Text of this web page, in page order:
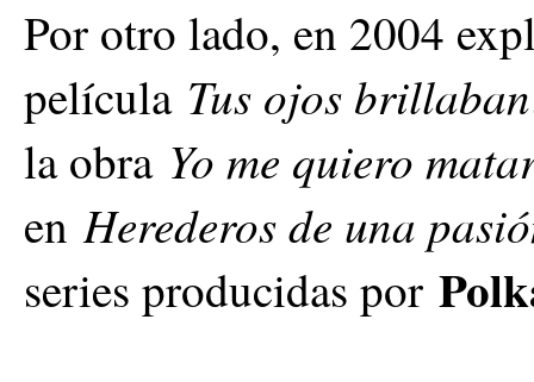
Por otro lado, en 2004
película Tus ojos brillaban
la obra Yo me quiero
enHerederos de una
series producidas por